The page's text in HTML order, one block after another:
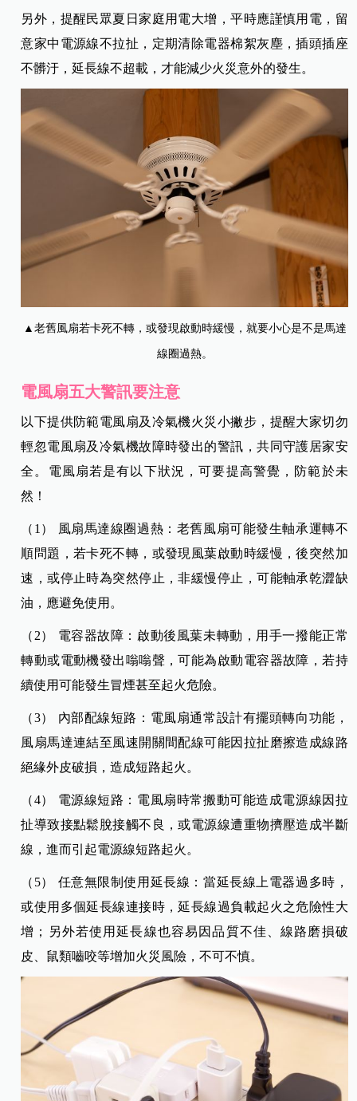
另外，提醒民眾夏日家庭用電大增，平時應謹慎用電，留
意家中電源線不拉扯，定期清除電器棉絮灰塵，插頭插座
不髒汙，延長線不超載，才能減少火災意外的發生。
▲老舊風扇若卡死不轉，或發現啟動時緩慢，就要小心是不是馬達
線圈過熱。
電風扇五大警訊要注意
以下提供防範電風扇及冷氣機火災小撇步，提醒大家切勿
輕忽電風扇及冷氣機故障時發出的警訊，共同守護居家安
全。電風扇若是有以下狀況，可要提高警覺，防範於未
然！
（1） 風扇馬達線圈過熱：老舊風扇可能發生軸承運轉不
順問題，若卡死不轉，或發現風葉啟動時緩慢，後突然加
速，或停止時為突然停止，非緩慢停止，可能軸承乾澀缺
油，應避免使用。
（2） 電容器故障：啟動後風葉未轉動，用手一撥能正常
轉動或電動機發出嗡嗡聲，可能為啟動電容器故障，若持
續使用可能發生冒煙甚至起火危險。
（3） 內部配線短路：電風扇通常設計有擺頭轉向功能，
風扇馬達連結至風速開關間配線可能因拉扯磨擦造成線路
絕緣外皮破損，造成短路起火。
（4） 電源線短路：電風扇時常搬動可能造成電源線因拉
扯導致接點鬆脫接觸不良，或電源線遭重物擠壓造成半斷
線，進而引起電源線短路起火。
（5） 任意無限制使用延長線：當延長線上電器過多時，
或使用多個延長線連接時，延長線過負載起火之危險性大
增；另外若使用延長線也容易因品質不佳、線路磨損破
皮、鼠類嚙咬等增加火災風險，不可不慎。